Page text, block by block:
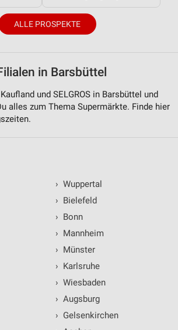
ALLE PROSPEKTE
in Barsbüttel
und SELGROS in Barsbüttel und
alles zum Thema Supermärkte. Finde hier
› Wuppertal
› Bielefeld
› Bonn
› Mannheim
› Münster
› Karlsruhe
› Wiesbaden
› Augsburg
› Gelsenkirchen